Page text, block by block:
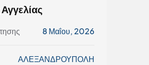
8 Μαΐου, 2026
ΑΛΕΞΑΝΔΡΟΥΠΟΛΗ